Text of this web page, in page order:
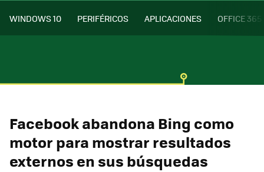
WINDOWS 10 PERIFÉRICOS APLICACIONES OFFICE 365
Facebook abandona Bing como
motor para mostrar resultados
externos en sus búsquedas